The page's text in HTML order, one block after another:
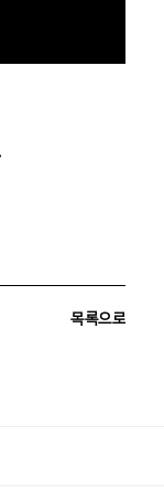
목록으로